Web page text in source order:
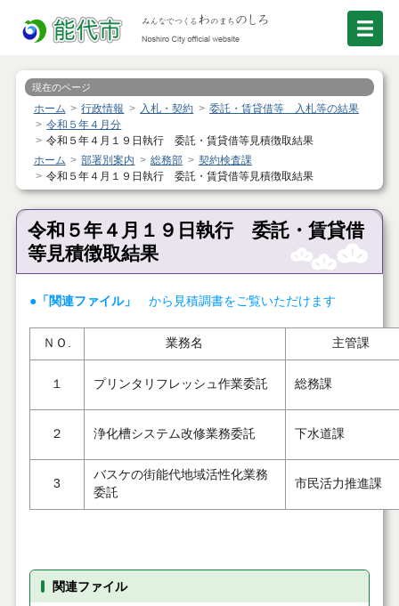
現在のページ
ホーム 行政情報 入札・契約
委託・賃貸借等 入札等の結果
令和５年４月分
令和５年４月１９日執行 委託・賃貸借等見積徴取結果
ホーム
部署別案内 総務部
契約検査課
令和５年４月１９日執行 委託・賃貸借等見積徴取結果
令和５年４月１９日執行 委託・賃貸借
等見積徴取結果
●「関連ファイル」 から見積調書をご覧いただけます
ＮＯ. 業務名 主管課
１ プリンタリフレッシュ作業委託 総務課
２ 浄化槽システム改修業務委託 下水道課
3
バスケの街能代地域活性化業務
委託
市民活力推進課
関連ファイル